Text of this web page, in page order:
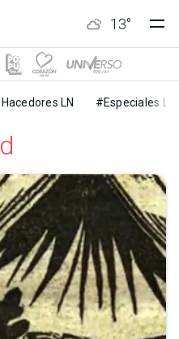
13°
LN #Especiales LN